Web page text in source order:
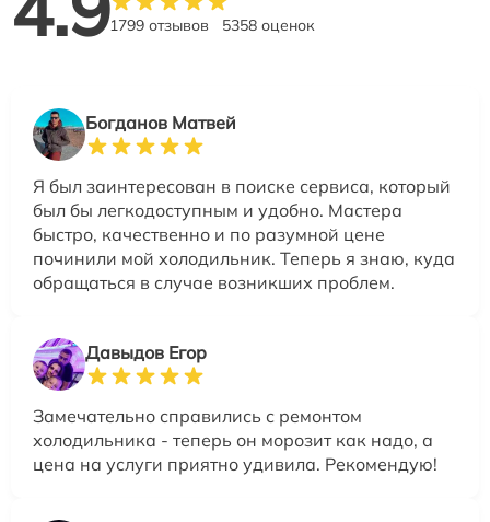
1799 отзывов 5358 оценок
Богданов Матвей
Я был заинтересован в поиске сервиса, который
был бы легкодоступным и удобно. Мастера
быстро, качественно и по разумной цене
починили мой холодильник. Теперь я знаю, куда
обращаться в случае возникших проблем.
Давыдов Егор
Замечательно справились с ремонтом
холодильника - теперь он морозит как надо, а
цена на услуги приятно удивила. Рекомендую!